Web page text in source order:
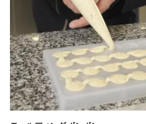
グ
ボ
ン
ボ
ン